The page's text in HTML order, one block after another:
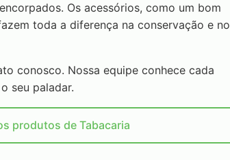
Os acessórios, como um bom
toda a diferença na conservação e no
conosco. Nossa equipe conhece cada
seu paladar.
produtos de Tabacaria